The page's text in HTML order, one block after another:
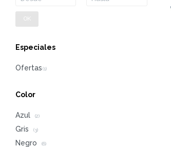
OK
Especiales
Color
Azul (2)
Gris (3)
Negro (6)